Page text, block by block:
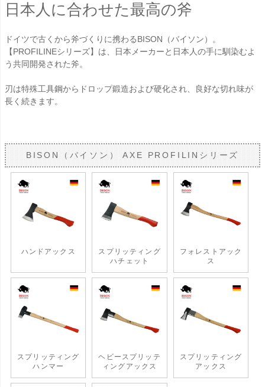
日本人に合わせた最高の斧
ドイツで古くから斧づくりに携わるBISON（バイソン）。
【PROFILINEシリーズ】は、日本メーカーと日本人の手に馴染むよ
う共同開発された斧。
刃は特殊工具鋼からドロップ鍛造および硬化され、良好な切れ味が
長く続きます。
BISON（バイソン） AXE PROFILINシリーズ
ハンドアックス
スプリッティング
ハチェット
フォレストアック
ス
スプリッティング
ハンマー
ヘビースプリッテ
ィングアックス
スプリッティング
アックス